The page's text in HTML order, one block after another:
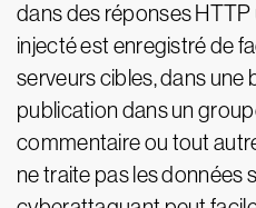
dans des réponses HTTP
injecté est enregistré de
serveurs cibles, dans une
publication dans un
commentaire ou tout
ne traite pas les données